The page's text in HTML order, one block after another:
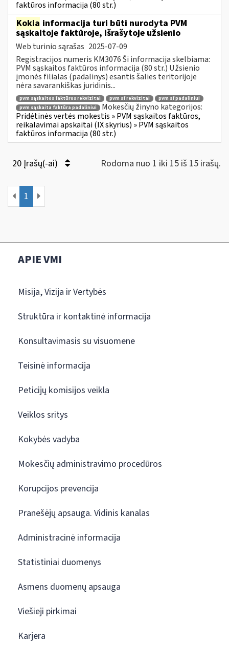
faktūros informacija (80 str.)
Kokia informacija turi būti nurodyta PVM
sąskaitoje faktūroje, išrašytoje užsienio
Web turinio sąrašas 2025-07-09
Registracijos numeris KM3076 Ši informacija skelbiama:
PVM sąskaitos faktūros informacija (80 str.) Užsienio
įmonės filialas (padalinys) esantis šalies teritorijoje
nėra savarankiškas juridinis...
pvm sąskaitos faktūros rekvizitai pvm sf rekvizitai
pvm sf padaliniui
pvm sąskaita faktūra padaliniui
Mokesčių žinyno kategorijos:
Pridėtinės vertės mokestis » PVM sąskaitos faktūros,
reikalavimai apskaitai (IX skyrius) » PVM sąskaitos
faktūros informacija (80 str.)
20 Įrašų(-ai) Rodoma nuo 1 iki 15 iš 15 irašų.
1
APIE VMI
Misija, Vizija ir Vertybės
Struktūra ir kontaktinė informacija
Konsultavimasis su visuomene
Teisinė informacija
Peticijų komisijos veikla
Veiklos sritys
Kokybės vadyba
Mokesčių administravimo procedūros
Korupcijos prevencija
Pranešėjų apsauga. Vidinis kanalas
Administracinė informacija
Statistiniai duomenys
Asmens duomenų apsauga
Viešieji pirkimai
Karjera